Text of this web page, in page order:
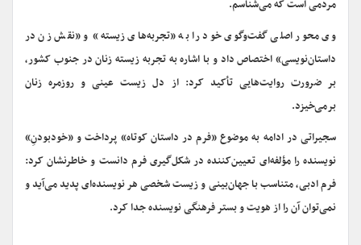
مردمی است که می‌شناسم.
وی محور اصلی گفت‌وگوی خود را به «تجربه‌های زیسته» و «نقش زن در
داستان‌نویسی» اختصاص داد و با اشاره به تجربه زیسته زنان در جنوب کشور،
بر ضرورت روایت‌هایی تأکید کرد: از دل زیست عینی و روزمره زنان
برمی‌خیزد.
سجیراتی در ادامه به موضوع «فرم در داستان کوتاه» پرداخت و «خودبودنِ»
نویسنده را مؤلفه‌ای تعیین‌کننده در شکل‌گیری فرم دانست و خاطرنشان کرد:
فرم ادبی، متناسب با جهان‌بینی و زیست شخصی هر نویسنده‌ای پدید می‌آید و
نمی‌توان آن را از هویت و بستر فرهنگی نویسنده جدا کرد.